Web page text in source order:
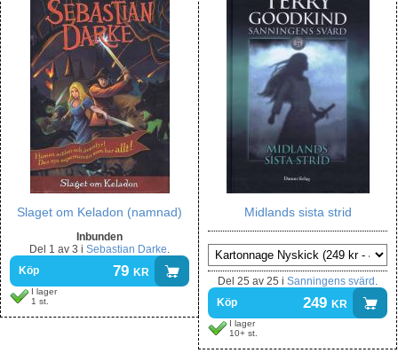
Slaget om Keladon (namnad)
Inbunden
Del 1 av 3 i Sebastian Darke
Köp
79 kr
I lager
1 st.
Midlands sista strid
Del 25 av 25 i Sanningens svärd .
Köp
249 kr
I lager
10+ st.